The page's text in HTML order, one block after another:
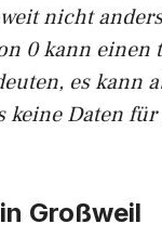
nicht
0 kann einen
es kann
keine Daten
Großweil